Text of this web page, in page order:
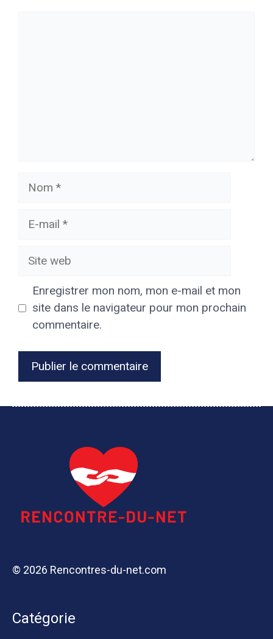
Nom
Site
Enregistrer mon nom, mon e-mail et mon
site dans le navigateur pour mon prochain
commentaire.
© 2026 Rencontres-du-net.com
Catégorie